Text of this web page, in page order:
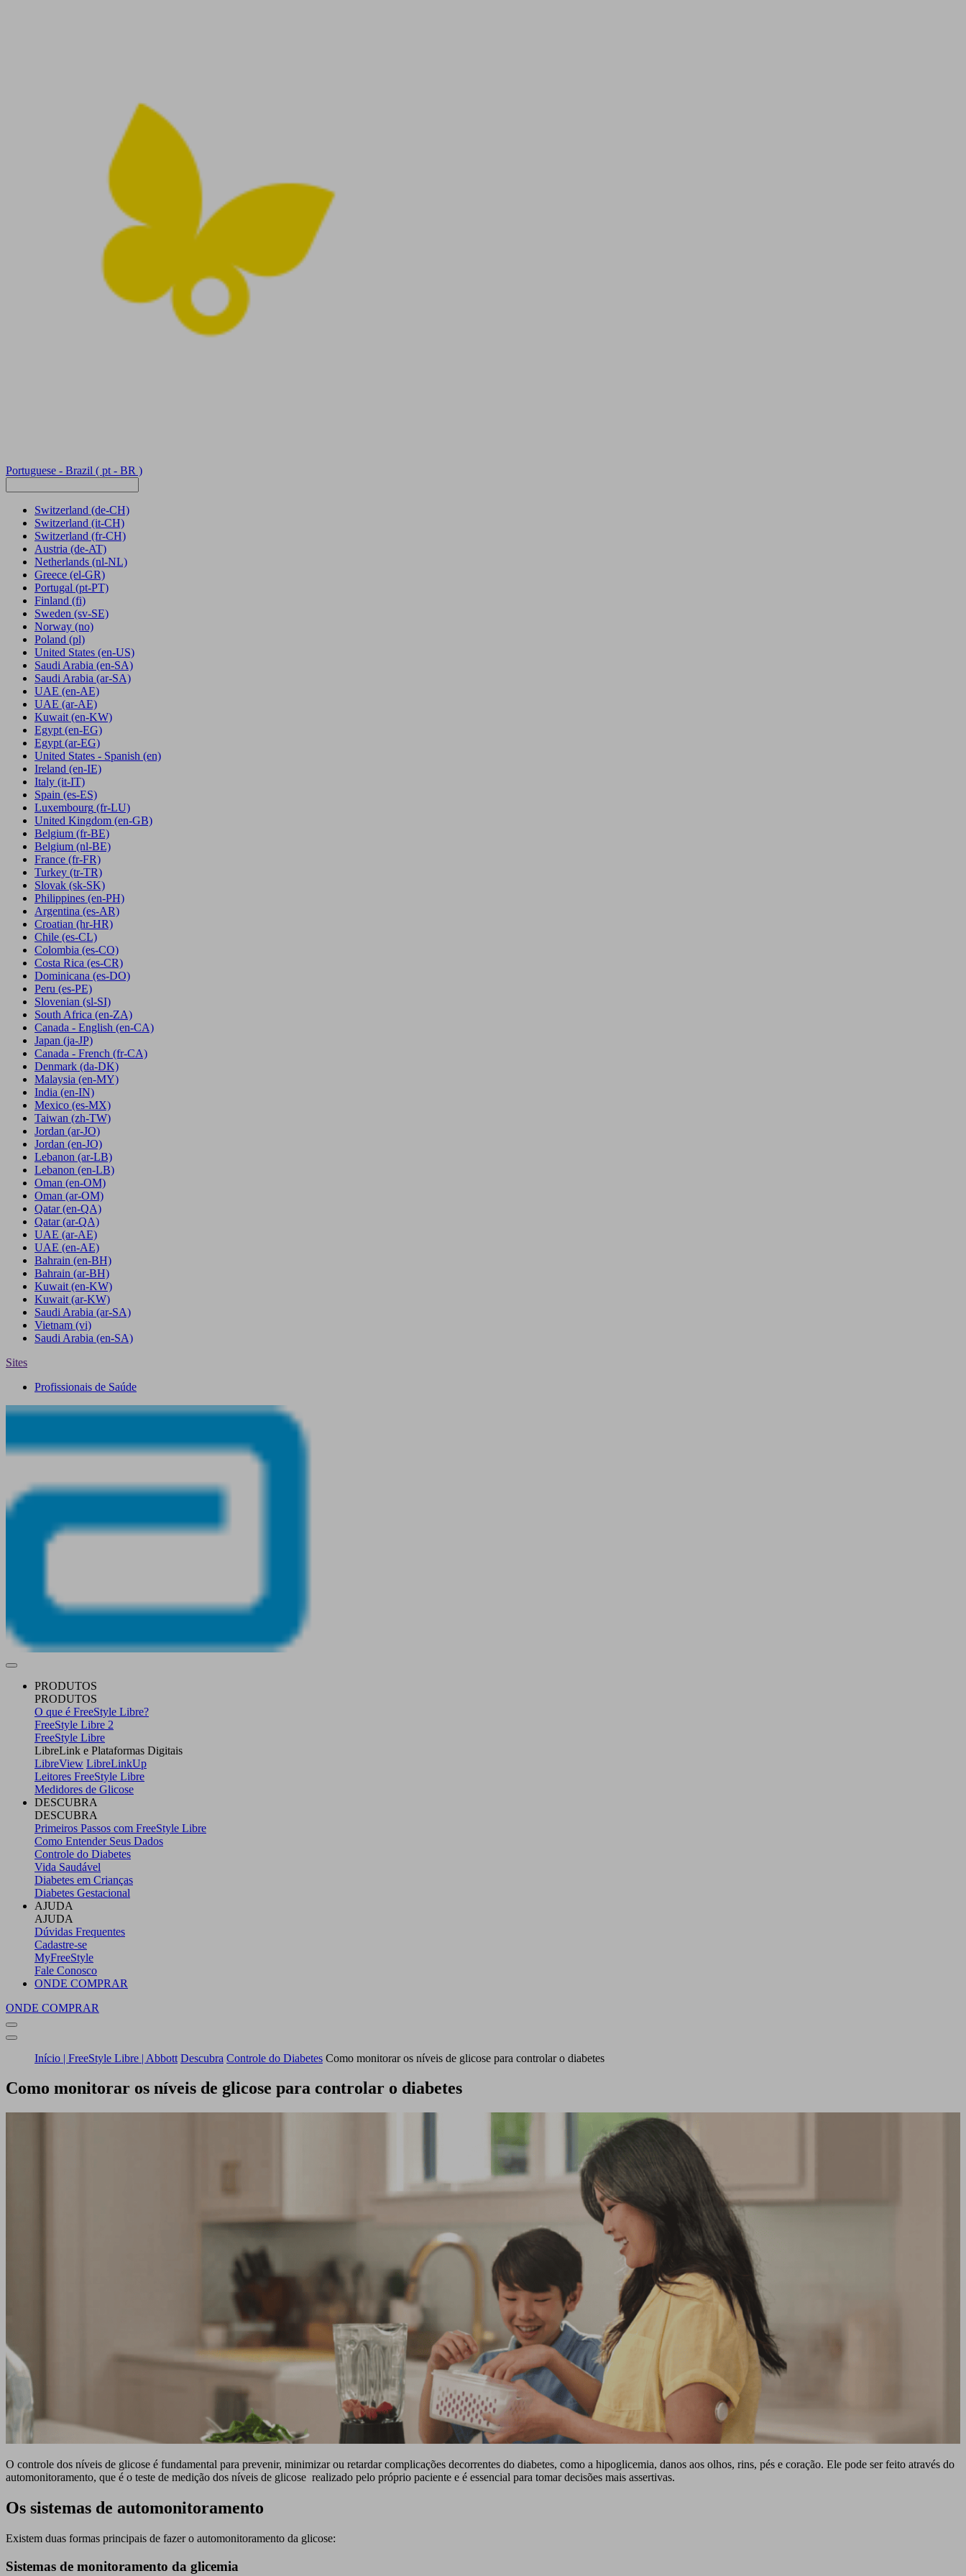
Portuguese - Brazil ( pt - BR )
Switzerland (de-CH)
Switzerland (it-CH)
Switzerland (fr-CH)
Austria (de-AT)
Netherlands (nl-NL)
Greece (el-GR)
Portugal (pt-PT)
Finland (fi)
Sweden (sv-SE)
Norway (no)
Poland (pl)
United States (en-US)
Saudi Arabia (en-SA)
Saudi Arabia (ar-SA)
UAE (en-AE)
UAE (ar-AE)
Kuwait (en-KW)
Egypt (en-EG)
Egypt(ar-EG)
United States - Spanish (en)
Ireland (en-IE)
Italy (it-IT)
Spain (es-ES)
Luxembourg (fr-LU)
United Kingdom (en-GB)
Belgium (fr-BE)
Belgium (nl-BE)
France (fr-FR)
Turkey (tr-TR)
Slovak (sk-SK)
Philippines (en-PH)
Argentina (es-AR)
Croatian (hr-HR)
Chile (es-CL)
Colombia (es-CO)
Costa Rica (es-CR)
Dominicana (es-DO)
Peru (es-PE)
Slovenian (sl-SI)
South Africa (en-ZA)
Canada - English (en-CA)
Japan (ja-JP)
Canada - French (fr-CA)
Denmark (da-DK)
Malaysia (en-MY)
India (en-IN)
Mexico (es-MX)
Taiwan (zh-TW)
Jordan (ar-JO)
Jordan (en-JO)
Lebanon (ar-LB)
Lebanon (en-LB)
Oman (en-OM)
Oman (ar-OM)
Qatar (en-QA)
Qatar (ar-QA)
UAE (ar-AE)
UAE (en-AE)
Bahrain (en-BH)
Bahrain (ar-BH)
Kuwait (en-KW)
Kuwait (ar-KW)
Saudi Arabia (ar-SA)
Vietnam (vi)
Saudi Arabia (en-SA)
Sites
Profissionais de Saúde
PRODUTOS
PRODUTOS
O que é FreeStyle Libre?
FreeStyle Libre 2
FreeStyle Libre
LibreLink e Plataformas Digitais
LibreView LibreLinkUp
Leitores FreeStyle Libre
Medidores de Glicose
DESCUBRA
DESCUBRA
Primeiros Passos com FreeStyle Libre
Como Entender Seus Dados
Controle do Diabetes
Vida Saudável
Diabetes em Crianças
Diabetes Gestacional
AJUDA
AJUDA
Dúvidas Frequentes
Cadastre-se
MyFreeStyle
Fale Conosco
ONDE COMPRAR
ONDE COMPRAR
Início | FreeStyle Libre | Abbott Descubra Controle do Diabetes Como monitorar os níveis de glicose para controlar o diabetes
Como monitorar os níveis de glicose para controlar o diabetes
O controle dos níveis de glicose é fundamental para prevenir, minimizar ou retardar complicações decorrentes do diabetes, como a hipoglicemia, danos aos olhos, rins, pés e coração. Ele pode ser feito através do
automonitoramento, que é o teste de medição dos níveis de glicose realizado pelo próprio paciente e é essencial para tomar decisões mais assertivas.
Os sistemas de automonitoramento
Existem duas formas principais de fazer o automonitoramento da glicose:
Sistemas de monitoramento da glicemia